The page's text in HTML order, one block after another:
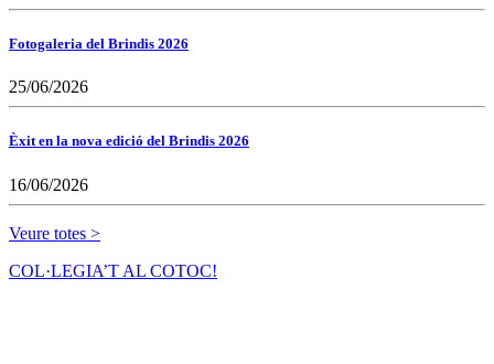
Fotogaleria del Brindis 2026
25/06/2026
Èxit en la nova edició del Brindis 2026
16/06/2026
Veure totes >
COL·LEGIA’T AL COTOC!